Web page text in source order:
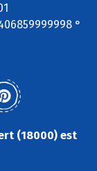
°
(18000) est